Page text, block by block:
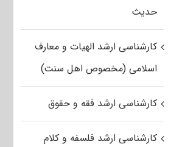
حدیث
کارشناسی ارشد الهیات و معارف
اسلامی (مخصوص اهل سنت)
کارشناسی ارشد فقه و حقوق
کارشناسی ارشد فلسفه و کلام